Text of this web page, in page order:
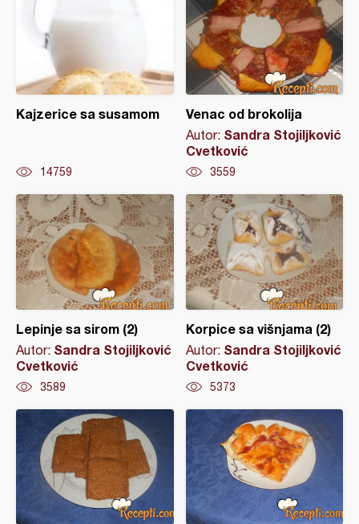
Kajzerice sa susamom
14759
Venac od brokolija
Autor: Sandra Stojiljković
Cvetković
3559
Lepinje sa sirom (2)
Autor: Sandra Stojiljković
Cvetković
3589
Korpice sa višnjama (2)
Autor: Sandra Stojiljković
Cvetković
5373